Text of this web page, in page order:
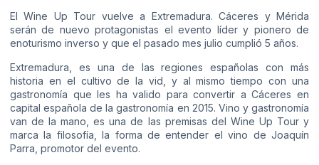
El Wine Up Tour vuelve a Extremadura. Cáceres y Mérida
serán de nuevo protagonistas el evento líder y pionero de
enoturismo inverso y que el pasado mes julio cumplió 5 años.
Extremadura, es una de las regiones españolas con más
historia en el cultivo de la vid, y al mismo tiempo con una
gastronomía que les ha valido para convertir a Cáceres en
capital española de la gastronomía en 2015. Vino y gastronomía
van de la mano, es una de las premisas del Wine Up Tour y
marca la filosofía, la forma de entender el vino de Joaquín
Parra, promotor del evento.